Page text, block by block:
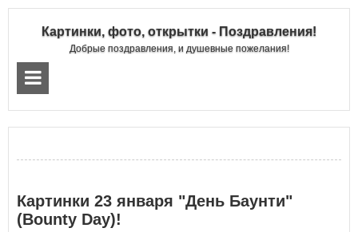
Картинки, фото, открытки - Поздравления!
Добрые поздравления, и душевные пожелания!
Картинки 23 января "День Баунти"
(Bounty Day)!